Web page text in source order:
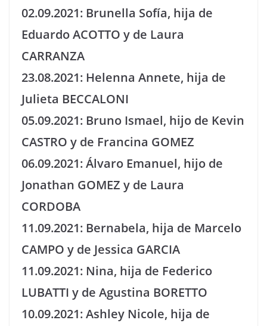
02.09.2021: Brunella Sofía, hija de
Eduardo ACOTTO y de Laura
CARRANZA
23.08.2021: Helenna Annete, hija de
Julieta BECCALONI
05.09.2021: Bruno Ismael, hijo de Kevin
CASTRO y de Francina GOMEZ
06.09.2021: Álvaro Emanuel, hijo de
Jonathan GOMEZ y de Laura
CORDOBA
11.09.2021: Bernabela, hija de Marcelo
CAMPO y de Jessica GARCIA
11.09.2021: Nina, hija de Federico
LUBATTI y de Agustina BORETTO
10.09.2021: Ashley Nicole, hija de